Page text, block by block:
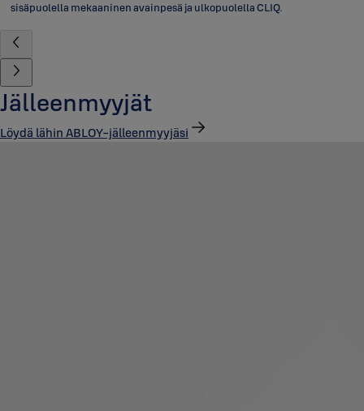
sisäpuolella mekaaninen avainpesä ja ulkopuolella CLIQ.
Jälleenmyyjät
Löydä lähin ABLOY-jälleenmyyjäsi